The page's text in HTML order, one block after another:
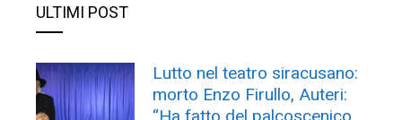
ULTIMI POST
Lutto nel teatro siracusano:
morto Enzo Firullo, Auteri: